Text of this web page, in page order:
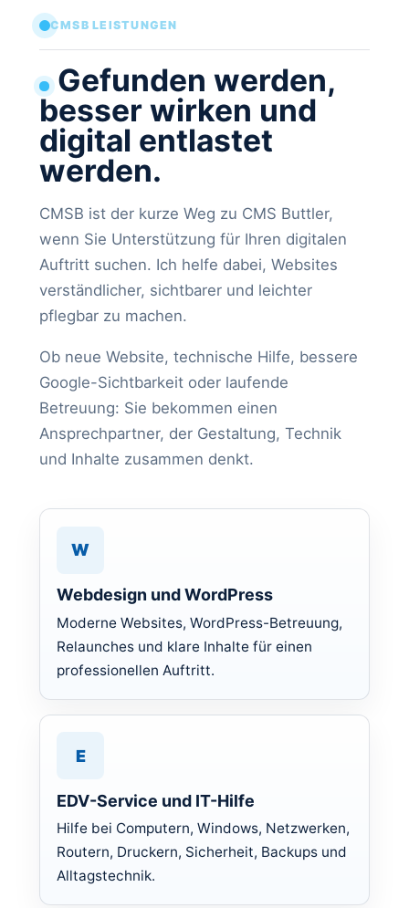
CMSB LEISTUNGEN
Gefunden werden,
besser wirken und
digital entlastet
werden.
CMSB ist der kurze Weg zu CMS Buttler,
wenn Sie Unterstützung für Ihren digitalen
Auftritt suchen. Ich helfe dabei, Websites
verständlicher, sichtbarer und leichter
pflegbar zu machen.
Ob neue Website, technische Hilfe, bessere
Google-Sichtbarkeit oder laufende
Betreuung: Sie bekommen einen
Ansprechpartner, der Gestaltung, Technik
und Inhalte zusammen denkt.
W
Webdesign und WordPress
Moderne Websites, WordPress-Betreuung,
Relaunches und klare Inhalte für einen
professionellen Auftritt.
E
EDV-Service und IT-Hilfe
Hilfe bei Computern, Windows, Netzwerken,
Routern, Druckern, Sicherheit, Backups und
Alltagstechnik.